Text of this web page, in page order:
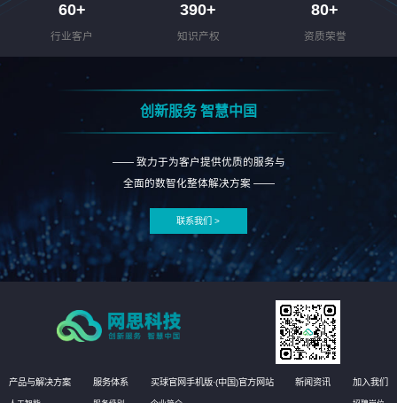
60+
行业客户
390+
知识产权
80+
资质荣誉
创新服务 智慧中国
—— 致力于为客户提供优质的服务与
全面的数智化整体解决方案 ——
联系我们 >
产品与解决方案 服务体系 买球官网手机版·(中国)官方网站 新闻资讯 加入我们